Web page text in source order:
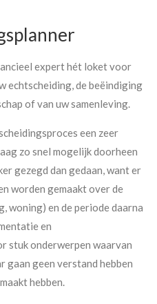
expert hét loket voor
echtscheiding, de beëindiging
of van uw samenleving.
een zeer
zo snel mogelijk doorheen
gezegd dan gedaan, want er
worden gemaakt over de
woning) en de periode daarna
en
stuk onderwerpen waarvan
gaan geen verstand hebben
hebben.